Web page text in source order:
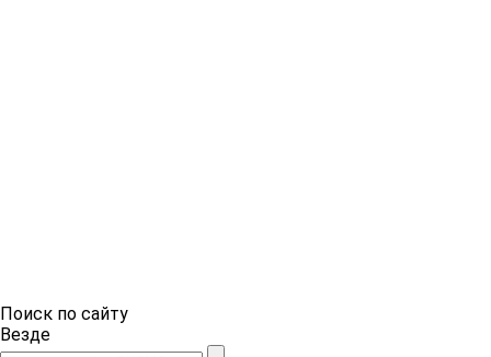
Поиск по сайту
Везде